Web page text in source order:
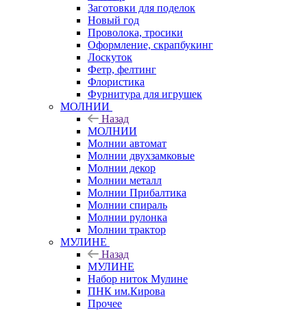
Заготовки для поделок
Новый год
Проволока, тросики
Оформление, скрапбукинг
Лоскуток
Фетр, фелтинг
Флористика
Фурнитура для игрушек
МОЛНИИ
Назад
МОЛНИИ
Молнии автомат
Молнии двухзамковые
Молнии декор
Молнии металл
Молнии Прибалтика
Молнии спираль
Молнии рулонка
Молнии трактор
МУЛИНЕ
Назад
МУЛИНЕ
Набор ниток Мулине
ПНК им.Кирова
Прочее